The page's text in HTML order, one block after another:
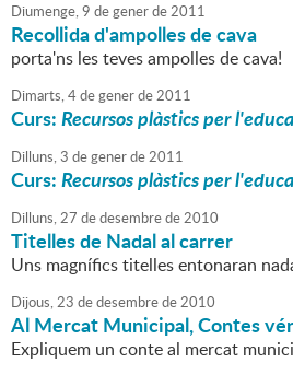
Diumenge,9 degenerde2011
Recollida d'ampolles de cava
porta'ns les teves ampolles de cava!
Dimarts,4degenerde2011
Curs:Recursos plàstics per
Dilluns,3 degenerde2011
Curs:Recursos plàstics per
Dilluns,27 dedesembrede2010
Titelles de Nadal al carrer
Uns magnífics titelles entonaran
Dijous,23 dedesembrede2010
Al Mercat Municipal, Contes
Expliquem un conte al mercat